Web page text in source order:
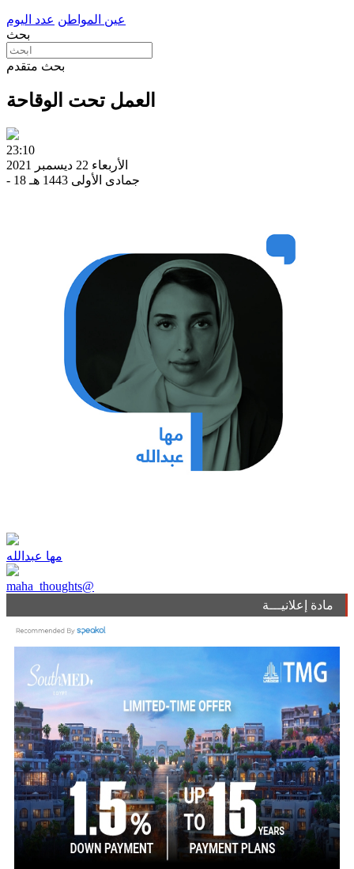
عين المواطن عدد اليوم
بحث
بحث متقدم
العمل تحت الوقاحة
23:10
الأربعاء 22 ديسمبر 2021
- 18 جمادى الأولى 1443 هـ
مها عبدالله
maha_thoughts@
مادة إعلانيـــة